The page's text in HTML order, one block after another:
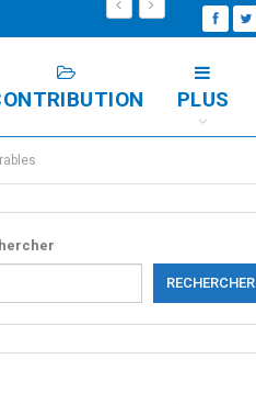
PLUS
RECHERCHER